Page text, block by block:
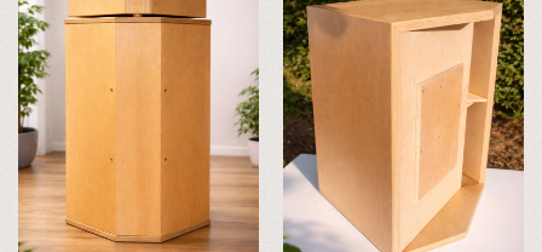
VERGRÖSSERN